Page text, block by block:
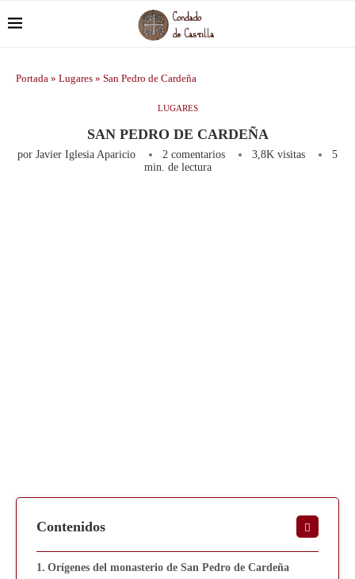
Portada » Lugares » San Pedro de Cardeña
LUGARES
SAN PEDRO DE CARDEÑA
por Javier Iglesia Aparicio 2 comentarios 3,8K visitas
5
min. de lectura
Contenidos
Orígenes del monasterio de San Pedro de Cardeña